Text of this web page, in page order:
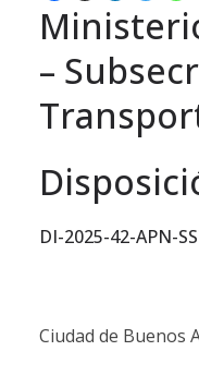
–
DI-2025-42-APN-
Ciudad de Buenos